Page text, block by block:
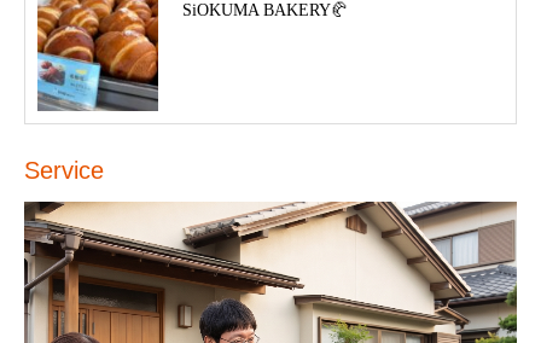
SiOKUMA BAKERY🥐
Service